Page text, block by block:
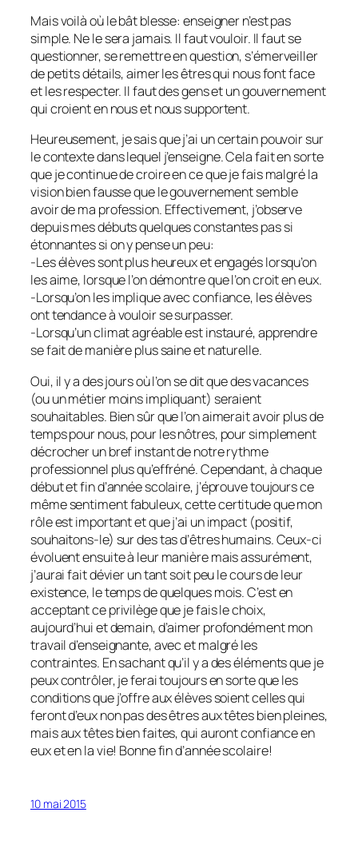
Mais voilà où le bât blesse: enseigner n’est pas
simple. Ne le sera jamais. Il faut vouloir. Il faut se
questionner, se remettre en question, s’émerveiller
de petits détails, aimer les êtres qui nous font face
et les respecter. Il faut des gens et un gouvernement
qui croient en nous et nous supportent.
Heureusement, je sais que j’ai un certain pouvoir sur
le contexte dans lequel j’enseigne. Cela fait en sorte
que je continue de croire en ce que je fais malgré la
vision bien fausse que le gouvernement semble
avoir de ma profession. Effectivement, j’observe
depuis mes débuts quelques constantes pas si
étonnantes si on y pense un peu:
-Les élèves sont plus heureux et engagés lorsqu’on
les aime, lorsque l’on démontre que l’on croit en eux.
-Lorsqu’on les implique avec confiance, les élèves
ont tendance à vouloir se surpasser.
-Lorsqu’un climat agréable est instauré, apprendre
se fait de manière plus saine et naturelle.
Oui, il y a des jours où l’on se dit que des vacances
(ou un métier moins impliquant) seraient
souhaitables. Bien sûr que l’on aimerait avoir plus de
temps pour nous, pour les nôtres, pour simplement
décrocher un bref instant de notre rythme
professionnel plus qu’effréné. Cependant, à chaque
début et fin d’année scolaire, j’éprouve toujours ce
même sentiment fabuleux, cette certitude que mon
rôle est important et que j’ai un impact (positif,
souhaitons-le) sur des tas d’êtres humains. Ceux-ci
évoluent ensuite à leur manière mais assurément,
j’aurai fait dévier un tant soit peu le cours de leur
existence, le temps de quelques mois. C’est en
acceptant ce privilège que je fais le choix,
aujourd’hui et demain, d’aimer profondément mon
travail d’enseignante, avec et malgré les
contraintes. En sachant qu’il y a des éléments que je
peux contrôler, je ferai toujours en sorte que les
conditions que j’offre aux élèves soient celles qui
feront d’eux non pas des êtres aux têtes bien pleines,
mais aux têtes bien faites, qui auront confiance en
eux et en la vie! Bonne fin d’année scolaire!
10 mai 2015